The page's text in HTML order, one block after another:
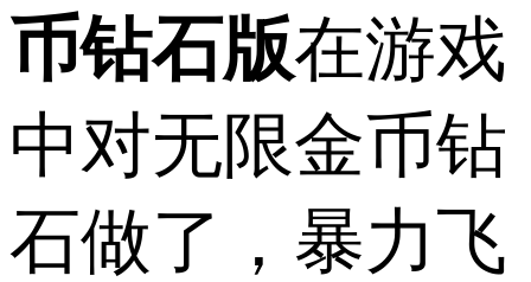
币钻石版在游戏
中对无限金币钻
石做了，暴力飞